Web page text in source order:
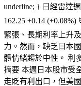
underline; } 日經雷達
162.25 +0.14
緊張、長期利率上升
力。然而，缺乏日本
體情緒趨於中性。 利
摘要 本週日本股市受
走貶有利出口，但美